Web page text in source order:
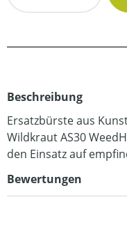
Beschreibung
Ersatzbürste aus
Wildkraut AS30
den Einsatz auf
Bewertungen